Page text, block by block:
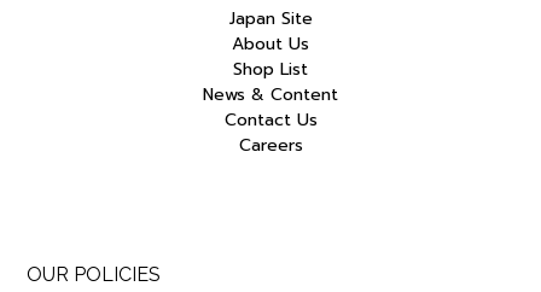
Japan Site
About Us
Shop List
News & Content
Contact Us
Careers
OUR POLICIES